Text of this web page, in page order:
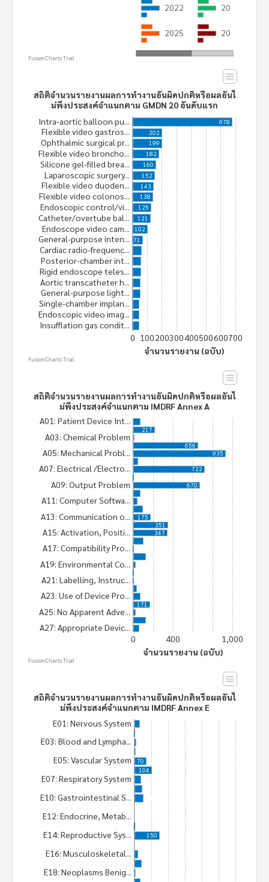
2022 2023
2025 2026
FusionCharts Trial
จำนวนรายงาน (ฉบับ)
0 100200300400500600700
Intra-aortic balloon pu...
Flexible video gastros...
Ophthalmic surgical pr...
Flexible video broncho...
Silicone gel-filled brea...
Laparoscopic surgery...
Flexible video duoden...
Flexible video colonos...
Endoscopic control/vi...
Catheter/overtube bal...
Endoscope video cam...
General-purpose inten...
Cardiac radio-frequenc...
Posterior-chamber int...
Rigid endoscope teles...
Aortic transcatheter h...
General-purpose light...
Single-chamber implan...
Endoscopic video imag...
Insufflation gas condit...
678
202
199
182
160
152
143
138
125
121
102
71
62
58
56
55
55
47
45
45
สถิติจำนวนรายงานผลการทำงานอันผิดปกติหรือผลอันไ
ม่พึงประสงค์จำแนกตาม GMDN 20 อันดับแรก
FusionCharts Trial
จำนวนรายงาน (ฉบับ)
0 400 1,000
A01: Patient Device Int...
A03: Chemical Problem
A05: Mechanical Probl...
A07: Electrical /Electro...
A09: Output Problem
A11: Computer Softwa...
A13: Communication o...
A15: Activation, Positi...
A17: Compatibility Pro...
A19: Environmental Co...
A21: Labelling, Instruc...
A23: Use of Device Pro...
A25: No Apparent Adve...
A27: Appropriate Devic...
217
656
935
722
670
175
351
347
104
127
171
128
สถิติจำนวนรายงานผลการทำงานอันผิดปกติหรือผลอันไ
ม่พึงประสงค์จำแนกตาม IMDRF Annex A
FusionCharts Trial
E01: Nervous System
E03: Blood and Lympha...
E05: Vascular System
E07: Respiratory System
E10: Gastrointestinal S...
E12: Endocrine, Metab...
E14: Reproductive Sys...
E16: Musculoskeletal...
E18: Neoplasms Benig...
70
104
45
54
150
สถิติจำนวนรายงานผลการทำงานอันผิดปกติหรือผลอันไ
ม่พึงประสงค์จำแนกตาม IMDRF Annex E